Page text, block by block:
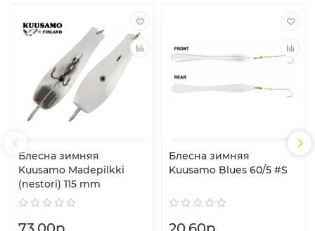
Блесна зимняя
Kuusamo Madepilkki
(nestori) 115 mm
Блесна зимняя
Kuusamo Blues 60/5 #S